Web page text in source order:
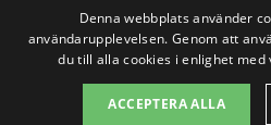
Copyright 2026 -
Denna webbplats använder
användarupplevelsen. Genom att
du till alla cookies i enlighet med
ACCEPTERA ALLA